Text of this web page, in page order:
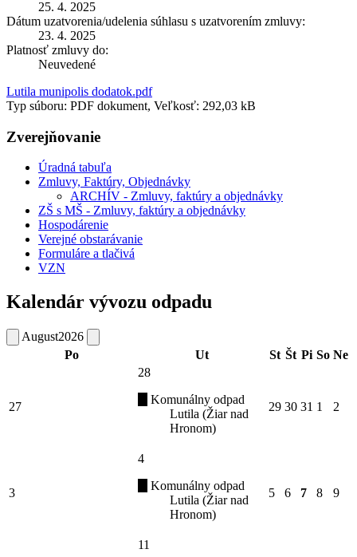
25. 4. 2025
Dátum uzatvorenia/udelenia súhlasu s uzatvorením zmluvy:
23. 4. 2025
Platnosť zmluvy do:
Neuvedené
Lutila munipolis dodatok.pdf
Typ súboru: PDF dokument, Veľkosť: 292,03 kB
Zverejňovanie
Úradná tabuľa
Zmluvy, Faktúry, Objednávky
ARCHÍV - Zmluvy, faktúry a objednávky
ZŠ s MŠ - Zmluvy, faktúry a objednávky
Hospodárenie
Verejné obstarávanie
Formuláre a tlačivá
VZN
Kalendár vývozu odpadu
August2026
Po
Ut St Št Pi So Ne
27
28
Komunálny odpad
Lutila (Žiar nad
Hronom)
29 30 31 1 2
3
4
Komunálny odpad
Lutila (Žiar nad
Hronom)
5 6 7 8 9
11